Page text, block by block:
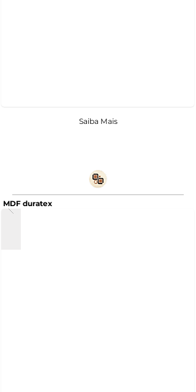
Saiba Mais
MDF duratex